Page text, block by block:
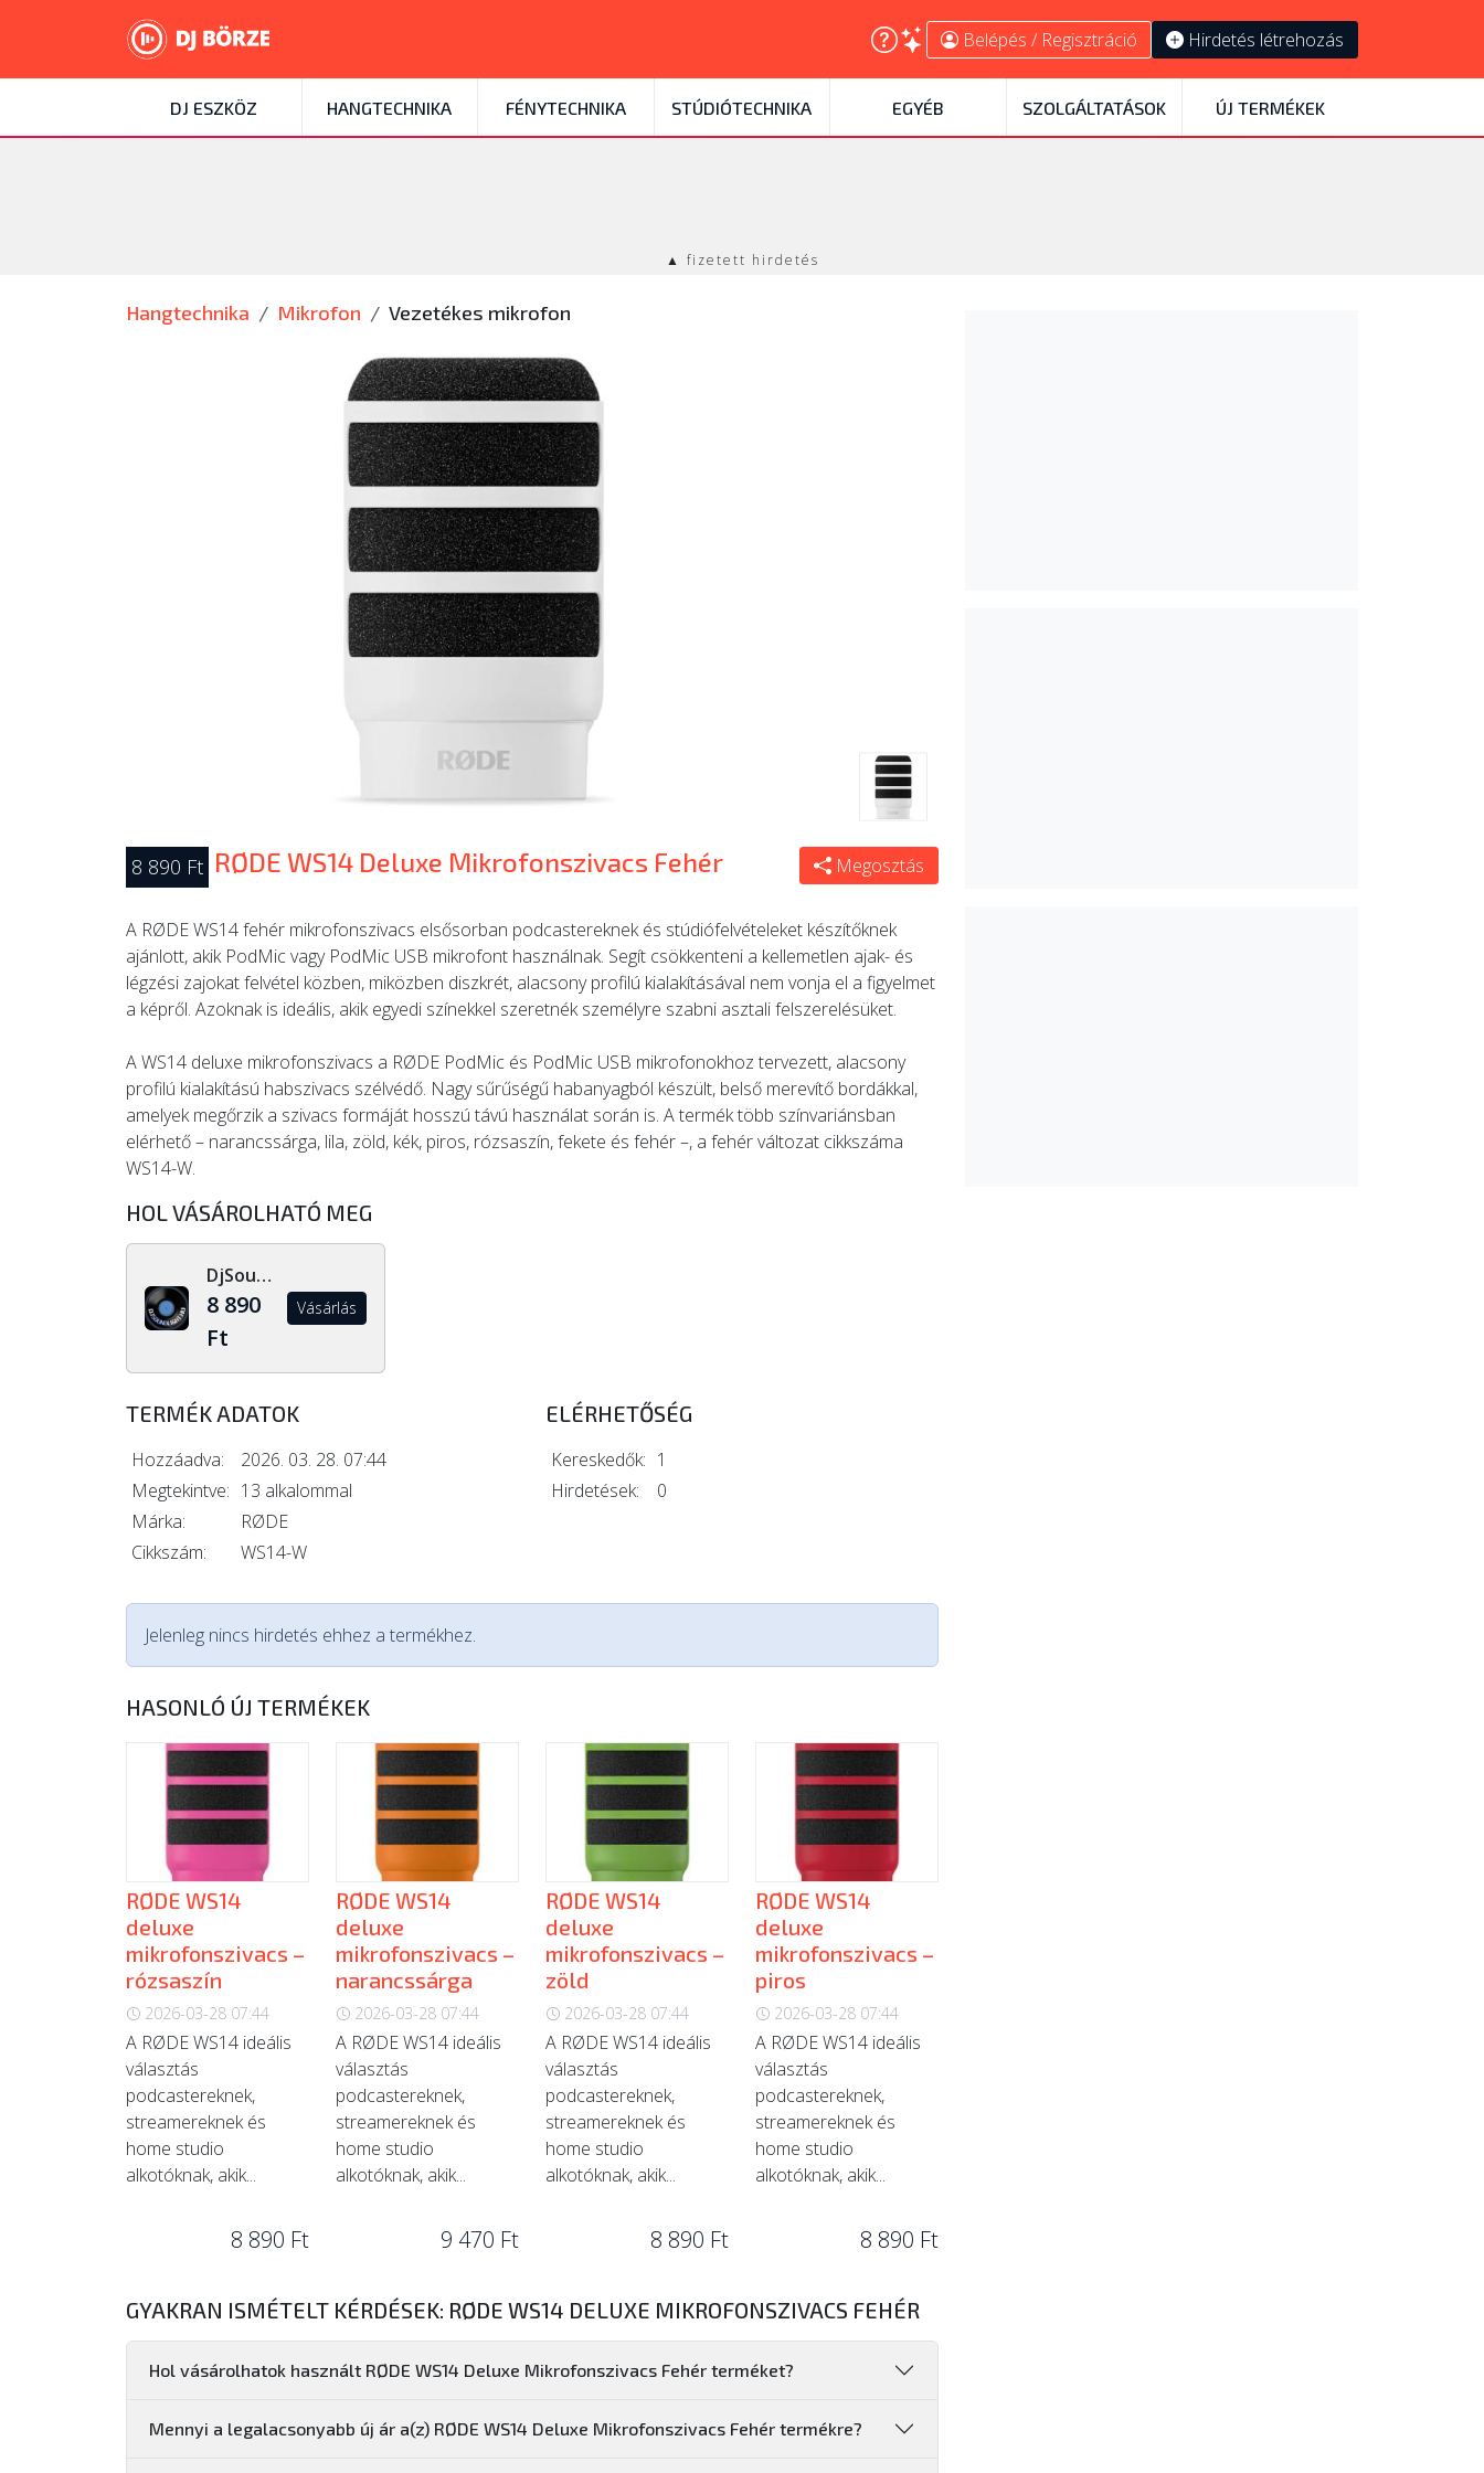
Belépés / Regisztráció Hirdetés létrehozás
DJ ESZKÖZ HANGTECHNIKA FÉNYTECHNIKA STÚDIÓTECHNIKA EGYÉB SZOLGÁLTATÁSOK ÚJ TERMÉKEK
▲ fizetett hirdetés
Hangtechnika Mikrofon Vezetékes mikrofon
8 890 Ft RØDE WS14 Deluxe Mikrofonszivacs Fehér Megosztás
A RØDE WS14 fehér mikrofonszivacs elsősorban podcastereknek és stúdiófelvételeket készítőknek
ajánlott, akik PodMic vagy PodMic USB mikrofont használnak. Segít csökkenteni a kellemetlen ajak- és
légzési zajokat felvétel közben, miközben diszkrét, alacsony profilú kialakításával nem vonja el a figyelmet
a képről. Azoknak is ideális, akik egyedi színekkel szeretnék személyre szabni asztali felszerelésüket.
A WS14 deluxe mikrofonszivacs a RØDE PodMic és PodMic USB mikrofonokhoz tervezett, alacsony
profilú kialakítású habszivacs szélvédő. Nagy sűrűségű habanyagból készült, belső merevítő bordákkal,
amelyek megőrzik a szivacs formáját hosszú távú használat során is. A termék több színvariánsban
elérhető – narancssárga, lila, zöld, kék, piros, rózsaszín, fekete és fehér –, a fehér változat cikkszáma
WS14-W.
HOL VÁSÁROLHATÓ MEG
DjSoundLight.hu
8 890
Ft
Vásárlás
TERMÉK ADATOK
Hozzáadva:
2026. 03. 28. 07:44
Megtekintve: 13 alkalommal
Márka:
RØDE
Cikkszám:
WS14-W
ELÉRHETŐSÉG
Kereskedők: 1
Hirdetések:
0
Jelenleg nincs hirdetés ehhez a termékhez.
HASONLÓ ÚJ TERMÉKEK
RØDE WS14
deluxe
mikrofonszivacs –
rózsaszín
2026-03-28 07:44
A RØDE WS14 ideális
választás
podcastereknek,
streamereknek és
home studio
alkotóknak, akik...
8 890 Ft
RØDE WS14
deluxe
mikrofonszivacs –
narancssárga
2026-03-28 07:44
A RØDE WS14 ideális
választás
podcastereknek,
streamereknek és
home studio
alkotóknak, akik...
9 470 Ft
RØDE WS14
deluxe
mikrofonszivacs –
zöld
2026-03-28 07:44
A RØDE WS14 ideális
választás
podcastereknek,
streamereknek és
home studio
alkotóknak, akik...
8 890 Ft
RØDE WS14
deluxe
mikrofonszivacs –
piros
2026-03-28 07:44
A RØDE WS14 ideális
választás
podcastereknek,
streamereknek és
home studio
alkotóknak, akik...
8 890 Ft
GYAKRAN ISMÉTELT KÉRDÉSEK: RØDE WS14 DELUXE MIKROFONSZIVACS FEHÉR
Hol vásárolhatok használt RØDE WS14 Deluxe Mikrofonszivacs Fehér terméket?
Mennyi a legalacsonyabb új ár a(z) RØDE WS14 Deluxe Mikrofonszivacs Fehér termékre?